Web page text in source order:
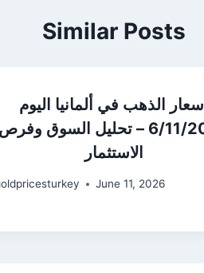
Similar Posts
أسعار الذهب في ألمانيا اليوم
6/11/2026 – تحليل السوق وفرص
الاستثمار
June 11, 2026